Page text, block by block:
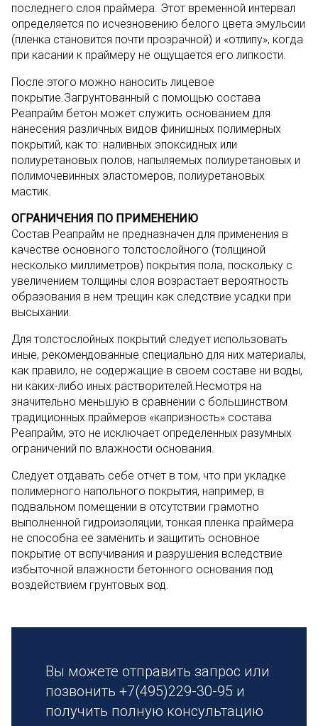
последнего слоя праймера. Этот временной интервал
определяется по исчезновению белого цвета эмульсии
(пленка становится почти прозрачной) и «отлипу», когда
при касании к праймеру не ощущается его липкости.
После этого можно наносить лицевое
покрытие.Загрунтованный с помощью состава
Реапрайм бетон может служить основанием для
нанесения различных видов финишных полимерных
покрытий, как то: наливных эпоксидных или
полиуретановых полов, напыляемых полиуретановых и
полимочевинных эластомеров, полиуретановых
мастик.
ОГРАНИЧЕНИЯ ПО ПРИМЕНЕНИЮ
Состав Реапрайм не предназначен для применения в
качестве основного толстослойного (толщиной
несколько миллиметров) покрытия пола, поскольку с
увеличением толщины слоя возрастает вероятность
образования в нем трещин как следствие усадки при
высыхании.
Для толстослойных покрытий следует использовать
иные, рекомендованные специально для них материалы,
как правило, не содержащие в своем составе ни воды,
ни каких-либо иных растворителей.Несмотря на
значительно меньшую в сравнении с большинством
традиционных праймеров «капризность» состава
Реапрайм, это не исключает определенных разумных
ограничений по влажности основания.
Следует отдавать себе отчет в том, что при укладке
полимерного напольного покрытия, например, в
подвальном помещении в отсутствии грамотно
выполненной гидроизоляции, тонкая пленка праймера
не способна ее заменить и защитить основное
покрытие от вспучивания и разрушения вследствие
избыточной влажности бетонного основания под
воздействием грунтовых вод.
Вы можете отправить запрос или
позвонить +7(495)229-30-95 и
получить полную консультацию